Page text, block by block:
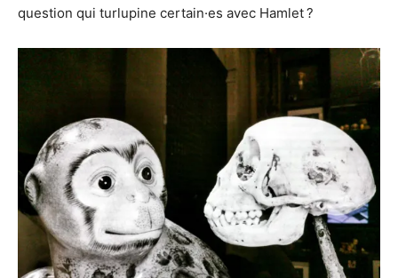
question qui turlupine certain·es avec Hamlet ?